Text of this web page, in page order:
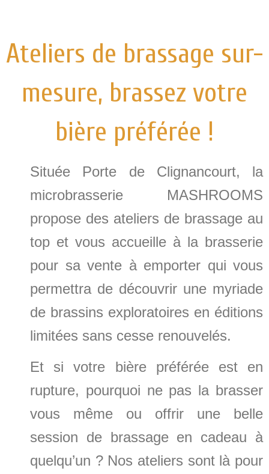
Ateliers de brassage sur-
mesure, brassez votre
bière préférée !
Située Porte de Clignancourt, la
microbrasserie MASHROOMS
propose des ateliers de brassage au
top et vous accueille à la brasserie
pour sa vente à emporter qui vous
permettra de découvrir une myriade
de brassins exploratoires en éditions
limitées sans cesse renouvelés.
Et si votre bière préférée est en
rupture, pourquoi ne pas la brasser
vous même ou offrir une belle
session de brassage en cadeau à
quelqu’un ? Nos ateliers sont là pour